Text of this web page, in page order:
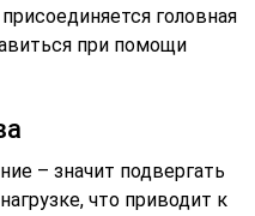
головная
при помощи
– значит подвергать
что приводит к